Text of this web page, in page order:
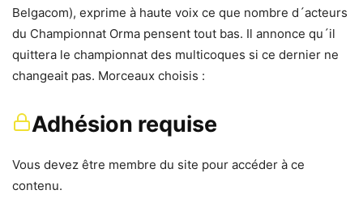
Belgacom), exprime à haute voix ce que nombre d´acteurs
du Championnat Orma pensent tout bas. Il annonce qu´il
quittera le championnat des multicoques si ce dernier ne
changeait pas. Morceaux choisis :
Adhésion requise
Vous devez être membre du site pour accéder à ce
contenu.